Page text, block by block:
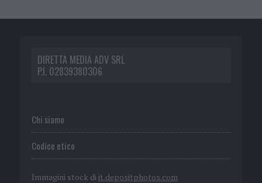
DIRETTA MEDIA ADV SRL
P.I. 02839380306
Chi siamo
Codice etico
Immagini stock di it.depositphotos.com